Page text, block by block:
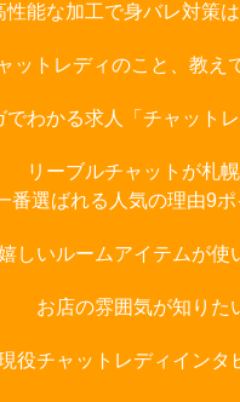
性能な加工で身バレ対策は
ットレディのこと、教え
でわかる求人「チャットレ
リーブルチャットが札
番選ばれる人気の理由9ポ
しいルームアイテムが使
お店の雰囲気が知りた
役チャットレディインタ